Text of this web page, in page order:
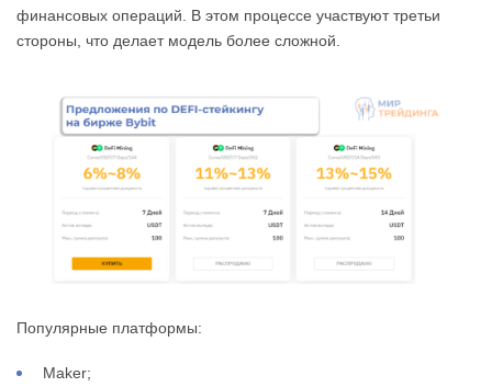
финансовых операций. В этом процессе участвуют третьи
стороны, что делает модель более сложной.
Популярные платформы:
Maker;